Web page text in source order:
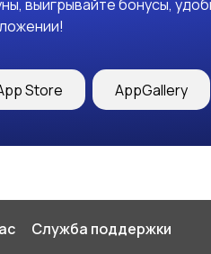
выигрывайте бонусы,
Store AppGallery
Служба поддержки